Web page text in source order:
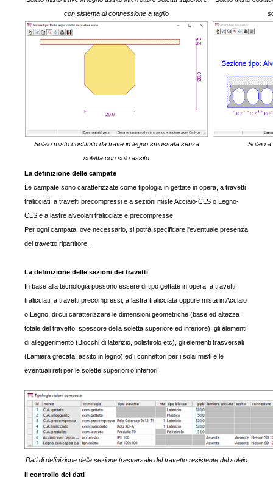
con sistema di connessione a taglio
Solaio misto costituito da trave in legno smussata senza
soletta con solo assito
Solaio
La definizione delle campate
Le campate sono caratterizzate come tipologia in gettate in opera, a travetti
tralicciati, a travetti precompressi e a sezioni miste Acciaio-CLS o Legno-
CLS e a lastre alveolari tralicciate e precompresse.
Per ogni campata, ove necessario, si potrà specificare l'eventuale presenza
del travetto ripartitore.
La definizione delle sezioni dei travetti
In base alla tecnologia possono essere di tipo gettate in opera, a travetti
tralicciati, a travetti precompressi, a lastra tralicciata oppure mista in Acciaio
o Legno, di cui caratterizzare le dimensioni geometriche (base ed altezza
totale del travetto, spessore della soletta superiore ed inferiore), gli elementi
di alleggerimento (Blocchi di laterizio, polistirolo etc), gli elementi trasversali
(Lamiera grecata, assito in legno) ed i connettori per i solai misti e le
eventuali reti per le solette superiori o inferiori.
Dati di definizione della sezione trasversale del travetto resistente del solaio
Il controllo dei dati